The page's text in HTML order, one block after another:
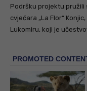
Podršku projektu pružili
cvjećara „La Flor“
Lukomiru, koji je